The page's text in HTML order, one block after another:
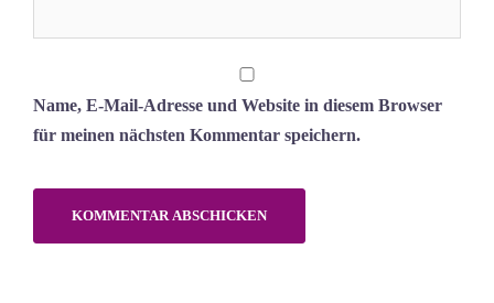
Name, E-Mail-Adresse und Website in diesem Browser
für meinen nächsten Kommentar speichern.